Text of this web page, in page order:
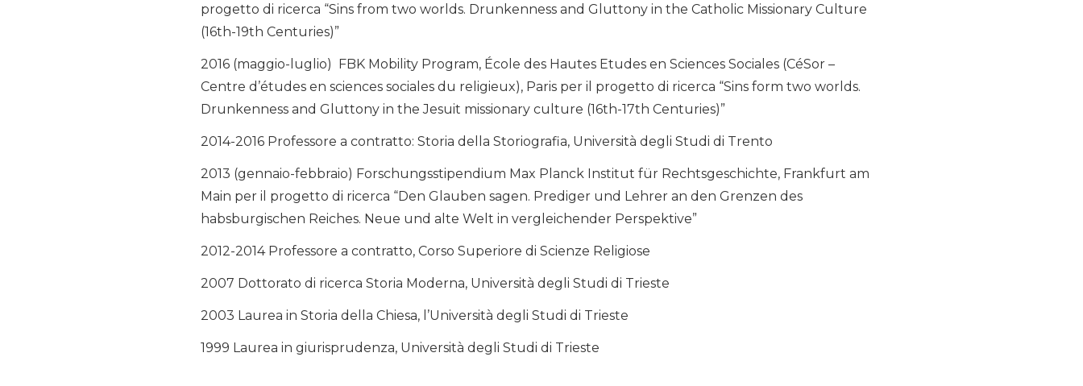
progetto di ricerca “Sins from two worlds. Drunkenness and Gluttony in the Catholic Missionary Culture
(16th-19th Centuries)”
2016 (maggio-luglio) FBK Mobility Program, École des Hautes Etudes en Sciences Sociales (CéSor –
Centre d’études en sciences sociales du religieux), Paris per il progetto di ricerca “Sins form two worlds.
Drunkenness and Gluttony in the Jesuit missionary culture (16th-17th Centuries)”
2014-2016 Professore a contratto: Storia della Storiografia, Università degli Studi di Trento
2013 (gennaio-febbraio) Forschungsstipendium Max Planck Institut für Rechtsgeschichte, Frankfurt am
Main per il progetto di ricerca “Den Glauben sagen. Prediger und Lehrer an den Grenzen des
habsburgischen Reiches. Neue und alte Welt in vergleichender Perspektive”
2012-2014 Professore a contratto, Corso Superiore di Scienze Religiose
2007 Dottorato di ricerca Storia Moderna, Università degli Studi di Trieste
2003 Laurea in Storia della Chiesa, l’Università degli Studi di Trieste
1999 Laurea in giurisprudenza, Università degli Studi di Trieste